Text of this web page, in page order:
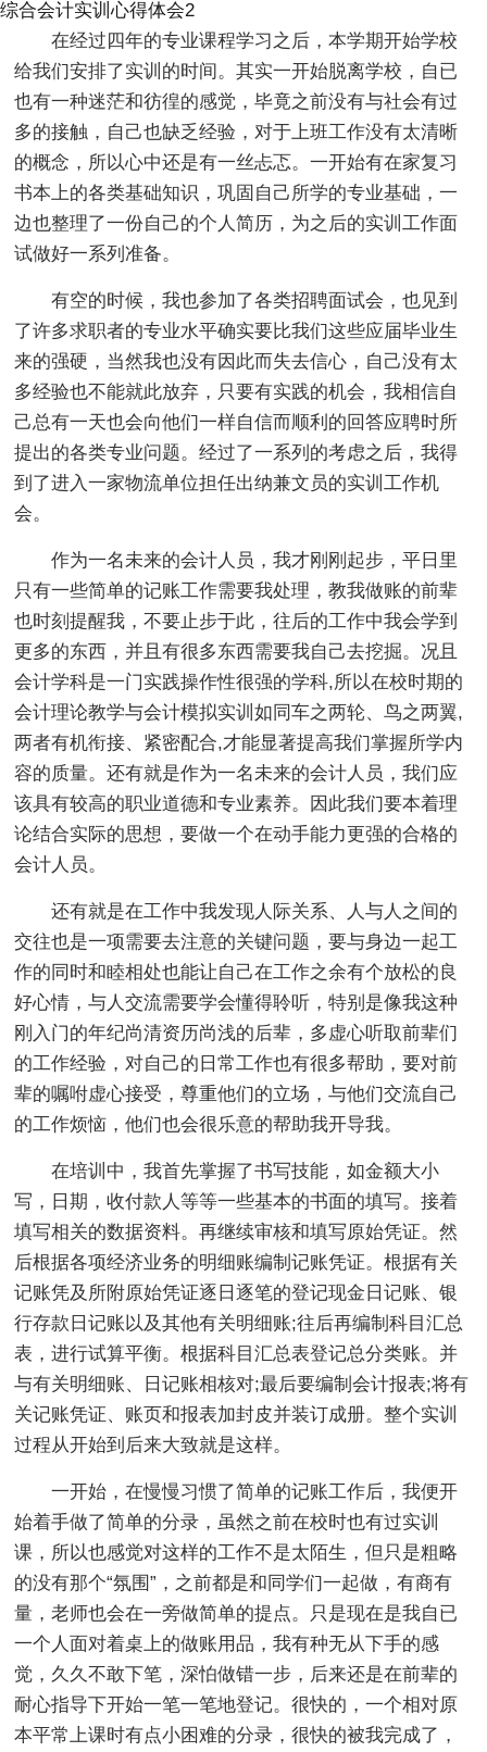
综合会计实训心得体会2
在经过四年的专业课程学习之后，本学期开始学校
给我们安排了实训的时间。其实一开始脱离学校，自已
也有一种迷茫和彷徨的感觉，毕竟之前没有与社会有过
多的接触，自己也缺乏经验，对于上班工作没有太清晰
的概念，所以心中还是有一丝忐忑。一开始有在家复习
书本上的各类基础知识，巩固自己所学的专业基础，一
边也整理了一份自己的个人简历，为之后的实训工作面
试做好一系列准备。
有空的时候，我也参加了各类招聘面试会，也见到
了许多求职者的专业水平确实要比我们这些应届毕业生
来的强硬，当然我也没有因此而失去信心，自己没有太
多经验也不能就此放弃，只要有实践的机会，我相信自
己总有一天也会向他们一样自信而顺利的回答应聘时所
提出的各类专业问题。经过了一系列的考虑之后，我得
到了进入一家物流单位担任出纳兼文员的实训工作机
会。
作为一名未来的会计人员，我才刚刚起步，平日里
只有一些简单的记账工作需要我处理，教我做账的前辈
也时刻提醒我，不要止步于此，往后的工作中我会学到
更多的东西，并且有很多东西需要我自己去挖掘。况且
会计学科是一门实践操作性很强的学科,所以在校时期的
会计理论教学与会计模拟实训如同车之两轮、鸟之两翼,
两者有机衔接、紧密配合,才能显著提高我们掌握所学内
容的质量。还有就是作为一名未来的会计人员，我们应
该具有较高的职业道德和专业素养。因此我们要本着理
论结合实际的思想，要做一个在动手能力更强的合格的
会计人员。
还有就是在工作中我发现人际关系、人与人之间的
交往也是一项需要去注意的关键问题，要与身边一起工
作的同时和睦相处也能让自己在工作之余有个放松的良
好心情，与人交流需要学会懂得聆听，特别是像我这种
刚入门的年纪尚清资历尚浅的后辈，多虚心听取前辈们
的工作经验，对自己的日常工作也有很多帮助，要对前
辈的嘱咐虚心接受，尊重他们的立场，与他们交流自己
的工作烦恼，他们也会很乐意的帮助我开导我。
在培训中，我首先掌握了书写技能，如金额大小
写，日期，收付款人等等一些基本的书面的填写。接着
填写相关的数据资料。再继续审核和填写原始凭证。然
后根据各项经济业务的明细账编制记账凭证。根据有关
记账凭及所附原始凭证逐日逐笔的登记现金日记账、银
行存款日记账以及其他有关明细账;往后再编制科目汇总
表，进行试算平衡。根据科目汇总表登记总分类账。并
与有关明细账、日记账相核对;最后要编制会计报表;将有
关记账凭证、账页和报表加封皮并装订成册。整个实训
过程从开始到后来大致就是这样。
一开始，在慢慢习惯了简单的记账工作后，我便开
始着手做了简单的分录，虽然之前在校时也有过实训
课，所以也感觉对这样的工作不是太陌生，但只是粗略
的没有那个“氛围”，之前都是和同学们一起做，有商有
量，老师也会在一旁做简单的提点。只是现在是我自已
一个人面对着桌上的做账用品，我有种无从下手的感
觉，久久不敢下笔，深怕做错一步，后来还是在前辈的
耐心指导下开始一笔一笔地登记。很快的，一个相对原
本平常上课时有点小困难的分录，很快的被我完成了，